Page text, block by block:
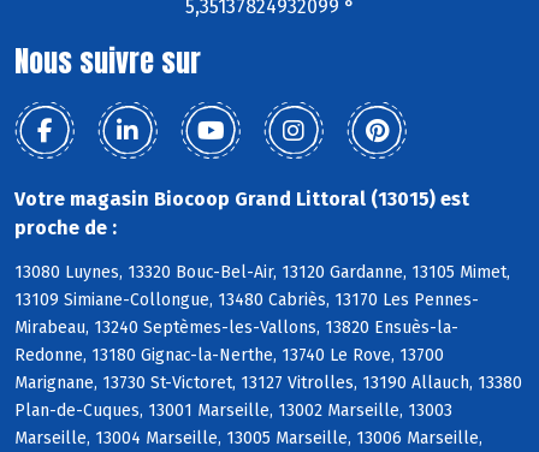
5,35137824932099 °
Nous suivre sur
Votre magasin Biocoop Grand Littoral (13015) est
proche de :
13080 Luynes, 13320 Bouc-Bel-Air, 13120 Gardanne, 13105 Mimet,
13109 Simiane-Collongue, 13480 Cabriès, 13170 Les Pennes-
Mirabeau, 13240 Septèmes-les-Vallons, 13820 Ensuès-la-
Redonne, 13180 Gignac-la-Nerthe, 13740 Le Rove, 13700
Marignane, 13730 St-Victoret, 13127 Vitrolles, 13190 Allauch, 13380
Plan-de-Cuques, 13001 Marseille, 13002 Marseille, 13003
Marseille, 13004 Marseille, 13005 Marseille, 13006 Marseille,